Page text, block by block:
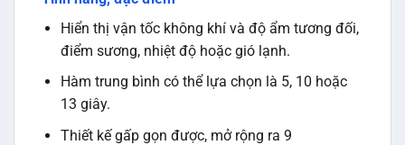
Hiển thị vận tốc không khí và độ ẩm tương đối,
điểm sương, nhiệt độ hoặc gió lạnh.
Hàm trung bình có thể lựa chọn là 5, 10 hoặc
13 giây.
Thiết kế gấp gọn được, mở rộng ra 9